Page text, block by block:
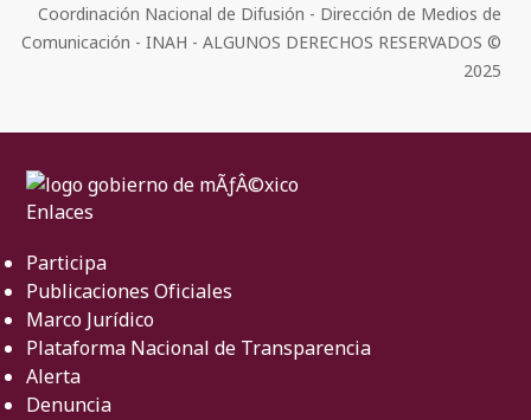
Coordinación Nacional de Difusión - Dirección de Medios de
Comunicación - INAH - ALGUNOS DERECHOS RESERVADOS ©
2025
Enlaces
Participa
Publicaciones Oficiales
Marco Jurídico
Plataforma Nacional de Transparencia
Alerta
Denuncia